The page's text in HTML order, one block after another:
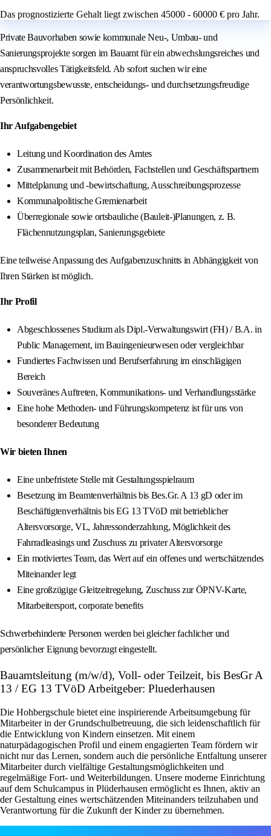
Das prognostizierte Gehalt liegt zwischen 45000 - 60000 € pro Jahr.
Private Bauvorhaben sowie kommunale Neu-, Umbau- und
Sanierungsprojekte sorgen im Bauamt für ein abwechslungsreiches und
anspruchsvolles Tätigkeitsfeld. Ab sofort suchen wir eine
verantwortungsbewusste, entscheidungs- und durchsetzungsfreudige
Persönlichkeit.
Ihr Aufgabengebiet
Leitung und Koordination des Amtes
Zusammenarbeit mit Behörden, Fachstellen und Geschäftspartnern
Mittelplanung und -bewirtschaftung, Ausschreibungsprozesse
Kommunalpolitische Gremienarbeit
Überregionale sowie ortsbauliche (Bauleit-)Planungen, z. B.
Flächennutzungsplan, Sanierungsgebiete
Eine teilweise Anpassung des Aufgabenzuschnitts in Abhängigkeit von
Ihren Stärken ist möglich.
Ihr Profil
Abgeschlossenes Studium als Dipl.-Verwaltungswirt (FH) / B.A. in
Public Management, im Bauingenieurwesen oder vergleichbar
Fundiertes Fachwissen und Berufserfahrung im einschlägigen
Bereich
Souveränes Auftreten, Kommunikations- und Verhandlungsstärke
Eine hohe Methoden- und Führungskompetenz ist für uns von
besonderer Bedeutung
Wir bieten Ihnen
Eine unbefristete Stelle mit Gestaltungsspielraum
Besetzung im Beamtenverhältnis bis Bes.Gr. A 13 gD oder im
Beschäftigtenverhältnis bis EG 13 TVöD mit betrieblicher
Altersvorsorge, VL, Jahressonderzahlung, Möglichkeit des
Fahrradleasings und Zuschuss zu privater Altersvorsorge
Ein motiviertes Team, das Wert auf ein offenes und wertschätzendes
Miteinander legt
Eine großzügige Gleitzeitregelung, Zuschuss zur ÖPNV-Karte,
Mitarbeitersport, corporate benefits
Schwerbehinderte Personen werden bei gleicher fachlicher und
persönlicher Eignung bevorzugt eingestellt.
Bauamtsleitung (m/w/d), Voll- oder Teilzeit, bis BesGr A
13 / EG 13 TVöD Arbeitgeber: Pluederhausen
Die Hohbergschule bietet eine inspirierende Arbeitsumgebung für
Mitarbeiter in der Grundschulbetreuung, die sich leidenschaftlich für
die Entwicklung von Kindern einsetzen. Mit einem
naturpädagogischen Profil und einem engagierten Team fördern wir
nicht nur das Lernen, sondern auch die persönliche Entfaltung unserer
Mitarbeiter durch vielfältige Gestaltungsmöglichkeiten und
regelmäßige Fort- und Weiterbildungen. Unsere moderne Einrichtung
auf dem Schulcampus in Plüderhausen ermöglicht es Ihnen, aktiv an
der Gestaltung eines wertschätzenden Miteinanders teilzuhaben und
Verantwortung für die Zukunft der Kinder zu übernehmen.